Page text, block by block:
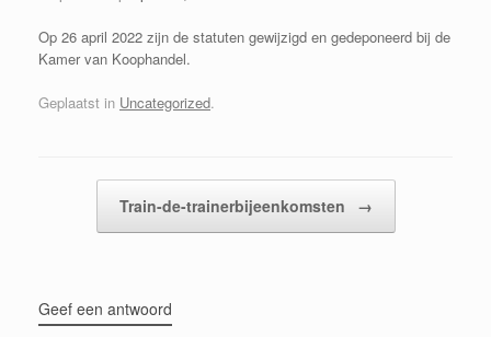
Op 26 april 2022 zijn de statuten gewijzigd en gedeponeerd bij de
Kamer van Koophandel.
Geplaatst in Uncategorized.
Train-de-trainerbijeenkomsten →
Geef een antwoord